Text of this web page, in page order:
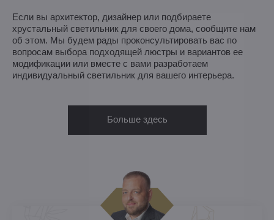
Если вы архитектор, дизайнер или подбираете
хрустальный светильник для своего дома, сообщите нам
об этом. Мы будем рады проконсультировать вас по
вопросам выбора подходящей люстры и вариантов ее
модификации или вместе с вами разработаем
индивидуальный светильник для вашего интерьера.
Больше здесь